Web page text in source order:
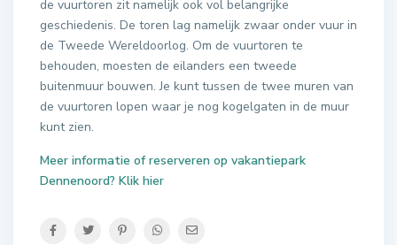
de vuurtoren zit namelijk ook vol belangrijke
geschiedenis. De toren lag namelijk zwaar onder vuur in
de Tweede Wereldoorlog. Om de vuurtoren te
behouden, moesten de eilanders een tweede
buitenmuur bouwen. Je kunt tussen de twee muren van
de vuurtoren lopen waar je nog kogelgaten in de muur
kunt zien.
Meer informatie of reserveren op vakantiepark
Dennenoord? Klik hier